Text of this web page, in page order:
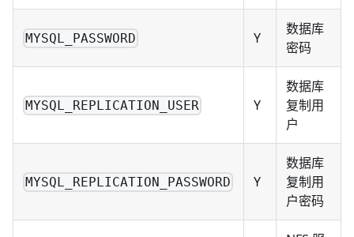
MYSQL_PASSWORD Y
数据库
密码
MYSQL_REPLICATION_USER Y
数据库
复制用
户
MYSQL_REPLICATION_PASSWORD Y
数据库
复制用
户密码